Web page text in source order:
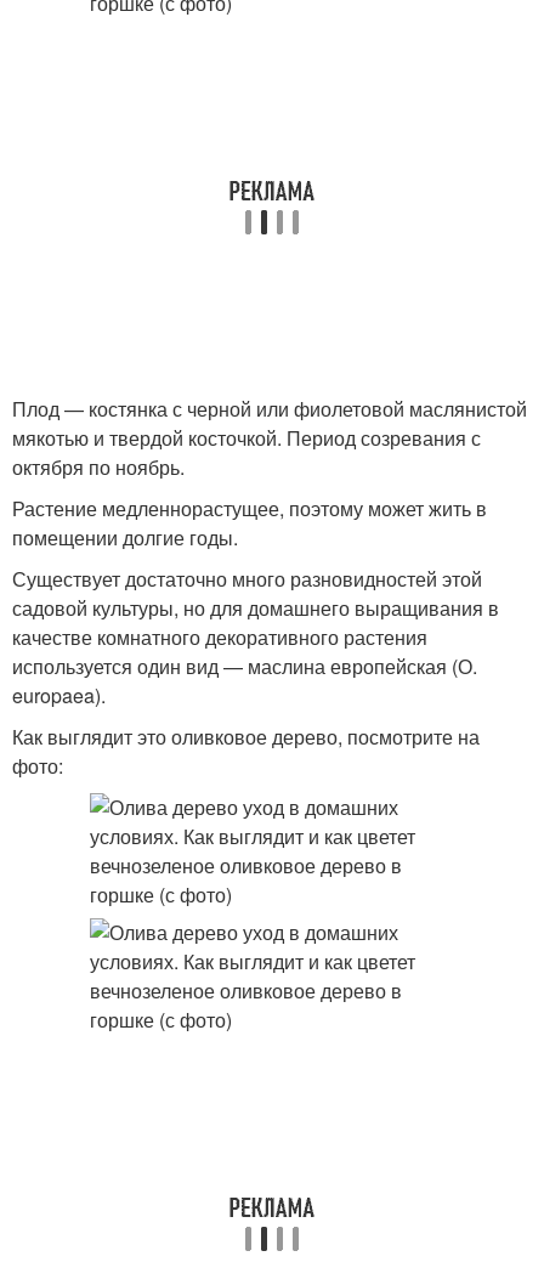
Плод — костянка с черной или фиолетовой маслянистой
мякотью и твердой косточкой. Период созревания с
октября по ноябрь.
Растение медленнорастущее, поэтому может жить в
помещении долгие годы.
Существует достаточно много разновидностей этой
садовой культуры, но для домашнего выращивания в
качестве комнатного декоративного растения
используется один вид — маслина европейская (О.
europaea).
Как выглядит это оливковое дерево, посмотрите на
фото: